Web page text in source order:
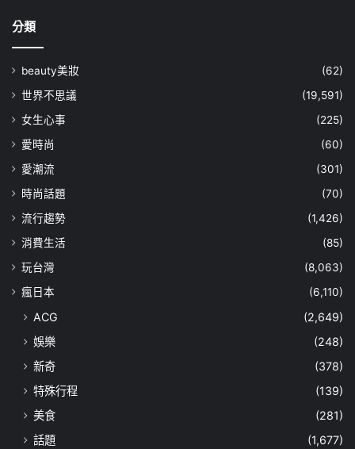
分類
beauty美妝
(62)
世界不思議
(19,591)
女生心事
(225)
愛時尚
(60)
愛潮流
(301)
時尚話題
(70)
流行趨勢
(1,426)
消費生活
(85)
玩台灣
(8,063)
瘋日本
(6,110)
ACG
(2,649)
娛樂
(248)
新奇
(378)
特殊行程
(139)
美食
(281)
話題
(1,677)